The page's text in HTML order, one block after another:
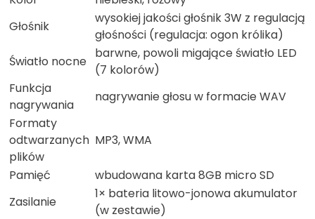
Głośnik
wysokiej jakości głośnik 3W z regulacją
głośności (regulacja: ogon królika)
Światło nocne
barwne, powoli migające światło LED
(7 kolorów)
Funkcja
nagrywania
nagrywanie głosu w formacie WAV
Formaty
odtwarzanych
plików
MP3, WMA
Pamięć
wbudowana karta 8GB micro SD
Zasilanie
1× bateria litowo-jonowa akumulator
(w zestawie)